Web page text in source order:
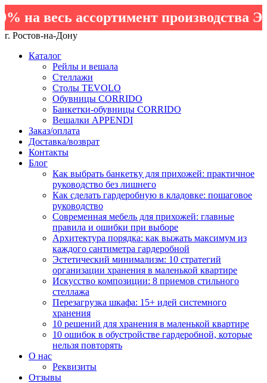
весь ассортимент производства
г. Ростов-на-Дону
Каталог
Рейлы и вешала
Стеллажи
Столы TEVOLO
Обувницы CORRIDO
Банкетки-обувницы CORRIDO
Вешалки APPENDI
Заказ/оплата
Доставка/возврат
Контакты
Блог
Как выбрать банкетку для прихожей: практичное
руководство без лишнего
Как сделать гардеробную в кладовке: пошаговое
руководство
Современная мебель для прихожей: главные
правила и ошибки при выборе
Архитектура порядка: как выжать максимум из
каждого сантиметра гардеробной
Эстетический минимализм: 10 стратегий
организации хранения в маленькой квартире
Искусство композиции: 8 приемов стильного
стеллажа
Перезагрузка шкафа: 15+ идей системного
хранения
10 решений для хранения в маленькой квартире
10 ошибок в обустройстве гардеробной, которые
нельзя повторять
О нас
Реквизиты
Отзывы